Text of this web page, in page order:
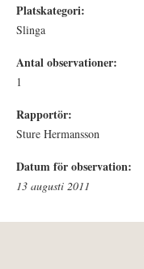
Platskategori:
Slinga
Antal observationer:
1
Rapportör:
Sture Hermansson
Datum för observation:
13 augusti 2011